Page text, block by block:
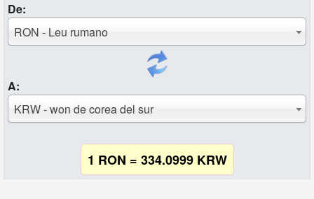
De:
RON - Leu rumano
A:
KRW - won de corea del sur
1 RON = 334.0999 KRW